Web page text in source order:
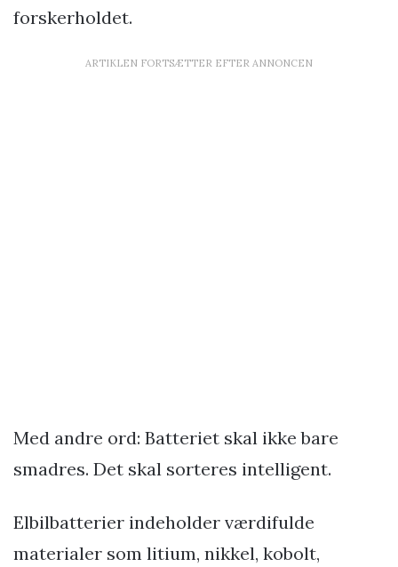
forskerholdet.
ARTIKLEN FORTSÆTTER EFTER ANNONCEN
Med andre ord: Batteriet skal ikke bare
smadres. Det skal sorteres intelligent.
Elbilbatterier indeholder værdifulde
materialer som litium, nikkel, kobolt,